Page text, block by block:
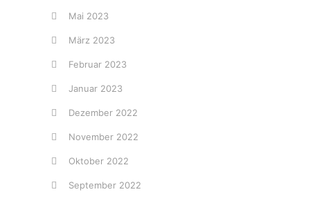
Mai 2023
März 2023
Februar 2023
Januar 2023
Dezember 2022
November 2022
Oktober 2022
September 2022